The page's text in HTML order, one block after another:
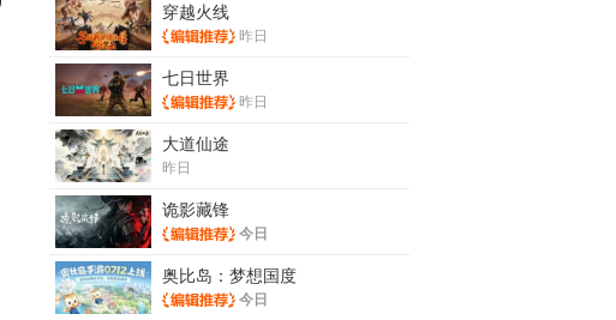
穿越火线
昨日
七日世界
昨日
大道仙途
昨日
诡影藏锋
今日
奥比岛：梦想国度
今日